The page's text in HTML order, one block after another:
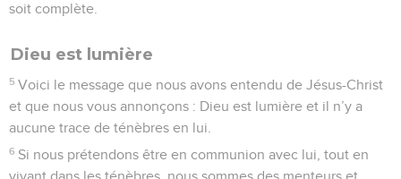
soit complète.
Dieu est lumière
5 Voici le message que nous avons entendu de Jésus-Christ
et que nous vous annonçons : Dieu est lumière et il n’y a
aucune trace de ténèbres en lui.
6 Si nous prétendons être en communion avec lui, tout en
vivant dans les ténèbres, nous sommes des menteurs et